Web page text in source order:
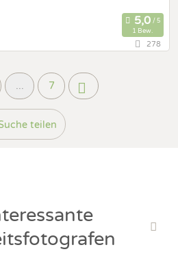
1 Bew.
Shooting
Fotostory
278
... 7
teilen